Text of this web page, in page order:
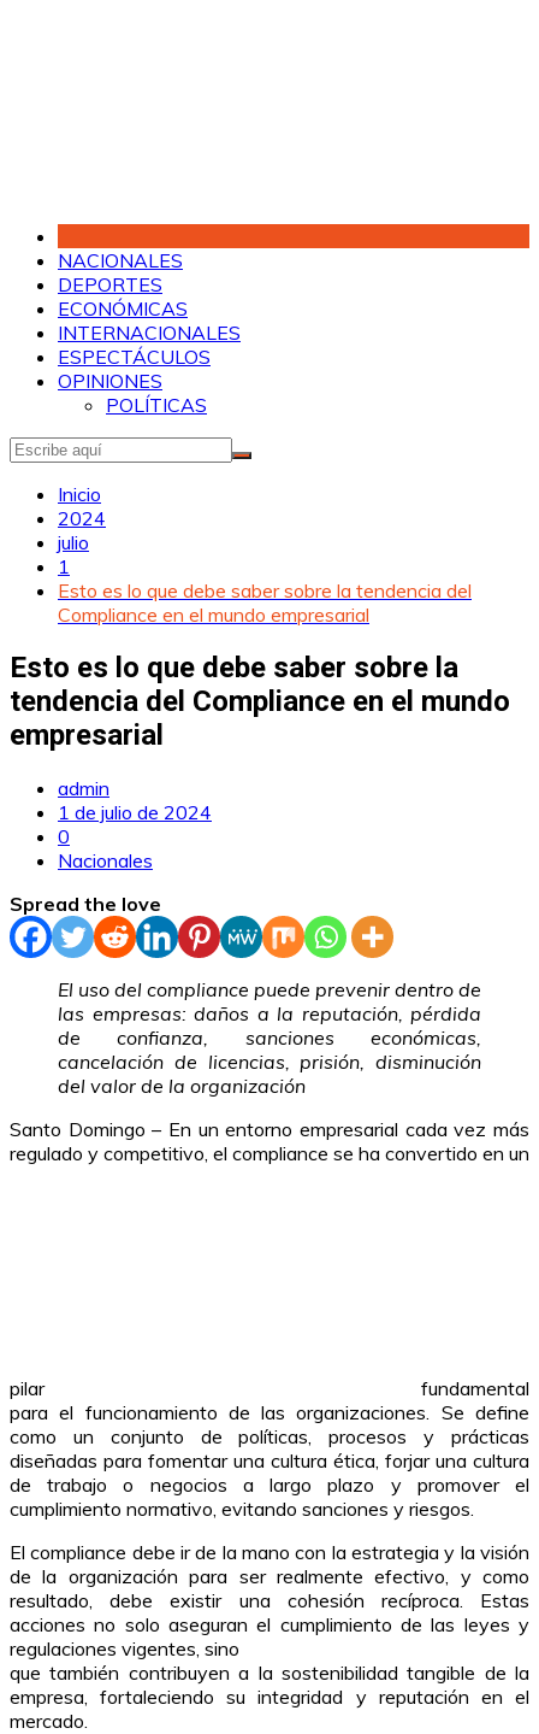
NACIONALES
DEPORTES
ECONÓMICAS
INTERNACIONALES
ESPECTÁCULOS
OPINIONES
POLÍTICAS
Inicio
2024
julio
1
Esto es lo que debe saber sobre la tendencia del
Compliance en el mundo empresarial
Esto es lo que debe saber sobre la
tendencia del Compliance en el mundo
empresarial
admin
1 de julio de 2024
0
Nacionales
Spread the love
El uso del compliance puede prevenir dentro de
las empresas: daños a la reputación, pérdida
de confianza, sanciones económicas,
cancelación de licencias, prisión, disminución
del valor de la organización
Santo Domingo – En un entorno empresarial cada vez más
regulado y competitivo, el compliance se ha convertido en un
pilar
fundamental
para el funcionamiento de las organizaciones. Se define
como un conjunto de políticas, procesos y prácticas
diseñadas para fomentar una cultura ética, forjar una cultura
de trabajo o negocios a largo plazo y promover el
cumplimiento normativo, evitando sanciones y riesgos.
El compliance debe ir de la mano con la estrategia y la visión
de la organización para ser realmente efectivo, y como
resultado, debe existir una cohesión recíproca. Estas
acciones no solo aseguran el cumplimiento de las leyes y
regulaciones vigentes, sino
que también contribuyen a la sostenibilidad tangible de la
empresa, fortaleciendo su integridad y reputación en el
mercado.